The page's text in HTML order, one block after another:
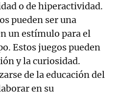
o de hiperactividad.
pueden ser una
un estímulo para el
Estos juegos pueden
y la curiosidad.
de la educación del
en su